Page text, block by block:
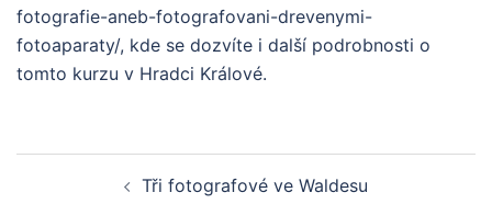
fotografie-aneb-fotografovani-drevenymi-
fotoaparaty/, kde se dozvíte i další podrobnosti o
tomto kurzu v Hradci Králové.
navigationTři fotografové ve Waldesu